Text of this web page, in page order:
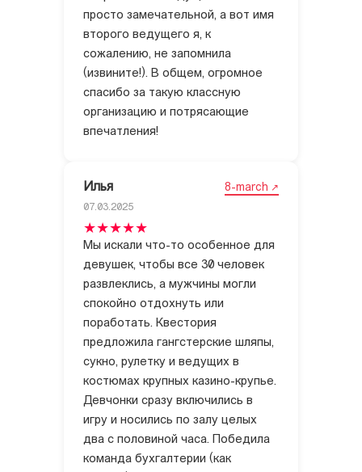
просто замечательной, а вот имя
второго ведущего я, к
сожалению, не запомнила
(извините!). В общем, огромное
спасибо за такую классную
организацию и потрясающие
впечатления!
Илья 8-march
07.03.2025
Мы искали что-то особенное для
девушек, чтобы все 30 человек
развлеклись, а мужчины могли
спокойно отдохнуть или
поработать. Квестория
предложила гангстерские шляпы,
сукно, рулетку и ведущих в
костюмах крупных казино-крупье.
Девчонки сразу включились в
игру и носились по залу целых
два с половиной часа. Победила
команда бухгалтерии (как